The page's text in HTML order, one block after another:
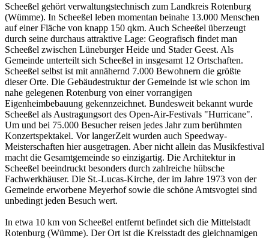
Scheeßel gehört verwaltungstechnisch zum Landkreis Rotenburg
(Wümme). In Scheeßel leben momentan beinahe 13.000 Menschen
auf einer Fläche von knapp 150 qkm. Auch Scheeßel überzeugt
durch seine durchaus attraktive Lage: Geografisch findet man
Scheeßel zwischen Lüneburger Heide und Stader Geest. Als
Gemeinde unterteilt sich Scheeßel in insgesamt 12 Ortschaften.
Scheeßel selbst ist mit annähernd 7.000 Bewohnern die größte
dieser Orte. Die Gebäudestruktur der Gemeinde ist wie schon im
nahe gelegenen Rotenburg von einer vorrangigen
Eigenheimbebauung gekennzeichnet. Bundesweit bekannt wurde
Scheeßel als Austragungsort des Open-Air-Festivals "Hurricane".
Um und bei 75.000 Besucher reisen jedes Jahr zum berühmten
Konzertspektakel. Vor langerZeit wurden auch Speedway-
Meisterschaften hier ausgetragen. Aber nicht allein das Musikfestival
macht die Gesamtgemeinde so einzigartig. Die Architektur in
Scheeßel beeindruckt besonders durch zahlreiche hübsche
Fachwerkhäuser. Die St.-Lucas-Kirche, der im Jahre 1973 von der
Gemeinde erworbene Meyerhof sowie die schöne Amtsvogtei sind
unbedingt jeden Besuch wert.
In etwa 10 km von Scheeßel entfernt befindet sich die Mittelstadt
Rotenburg (Wümme). Der Ort ist die Kreisstadt des gleichnamigen